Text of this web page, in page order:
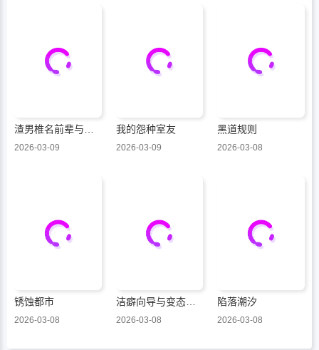
渣男椎名前辈与变态男佐佐木
2026-03-09
我的怨种室友
2026-03-09
黑道规则
2026-03-08
锈蚀都市
2026-03-08
洁癖向导与变态哨兵
2026-03-08
陷落潮汐
2026-03-08